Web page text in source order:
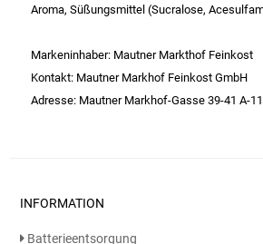
Gemüsekonserven
Geschirrreiniger
Gewürze
Haushaltshelfer
Aroma, Süßungsmittel (Sucralose,
Markeninhaber: Mautner Markthof Feinkost
Kontakt: Mautner Markhof Feinkost GmbH
Adresse: Mautner Markhof-Gasse 39-41 A-
INFORMATION
Batterieentsorgung